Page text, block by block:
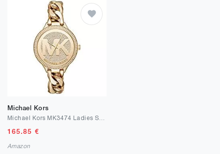
Michael Kors
165.85 €
Amazon